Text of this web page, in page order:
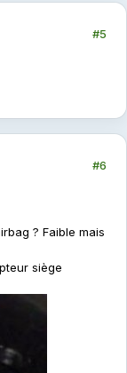
#5
#6
? Faible mais
siège